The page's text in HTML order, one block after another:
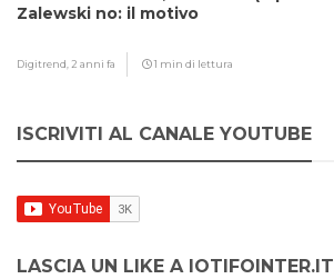
Zalewski no: il motivo
Digitrend, 2 anni fa 1 min di lettura
ISCRIVITI AL CANALE YOUTUBE
LASCIA UN LIKE A IOTIFOINTER.IT